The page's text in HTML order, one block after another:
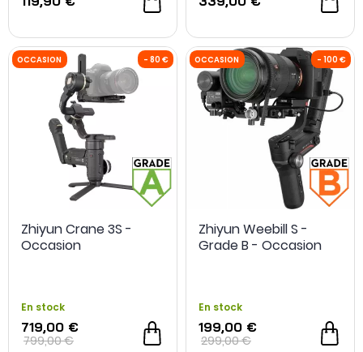
Zhiyun Crane 3S -
Occasion
En stock
719,00 €
799,00 €
Zhiyun Weebill S -
Grade B - Occasion
En stock
199,00 €
299,00 €